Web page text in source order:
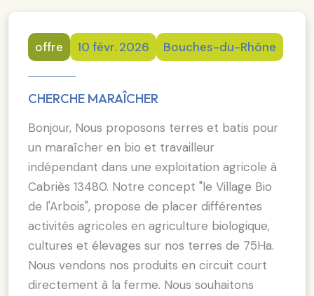
offre 10 févr. 2026 Bouches-du-Rhône
CHERCHE MARAÎCHER
Bonjour, Nous proposons terres et batis pour
un maraîcher en bio et travailleur
indépendant dans une exploitation agricole à
Cabriès 13480. Notre concept "le Village Bio
de l'Arbois", propose de placer différentes
activités agricoles en agriculture biologique,
cultures et élevages sur nos terres de 75Ha.
Nous vendons nos produits en circuit court
directement à la ferme. Nous souhaitons